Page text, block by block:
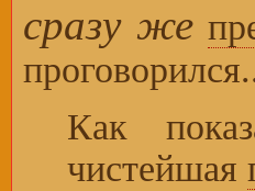
сразу же
Как
чистейшая